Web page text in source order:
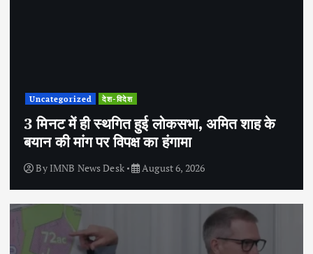
Uncategorized देश-विदेश
3 मिनट में ही स्थगित हुई लोकसभा, अमित शाह के
बयान की मांग पर विपक्ष का हंगामा
By IMNB News Desk August 6, 2026